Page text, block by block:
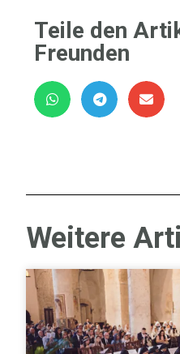
Teile den
Freunden
Weitere